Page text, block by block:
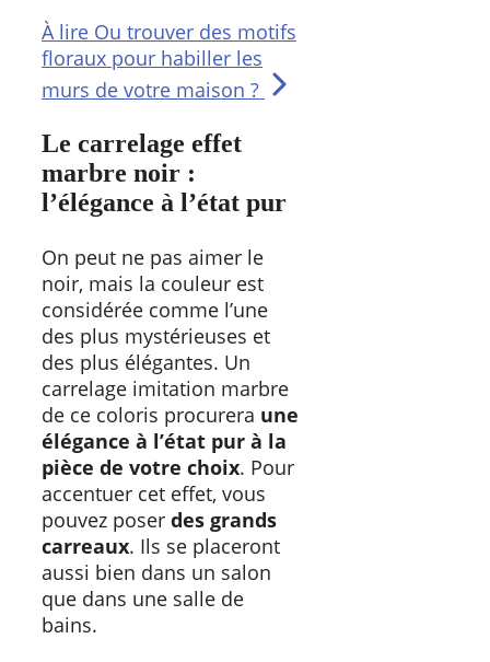
À lire Ou trouver des motifs
floraux pour habiller les
murs de votre maison ?
Le carrelage effet
marbre noir :
l’élégance à l’état pur
On peut ne pas aimer le
noir, mais la couleur est
considérée comme l’une
des plus mystérieuses et
des plus élégantes. Un
carrelage imitation marbre
de ce coloris procurera une
élégance à l’état pur à la
pièce de votre choix. Pour
accentuer cet effet, vous
pouvez poser des grands
carreaux. Ils se placeront
aussi bien dans un salon
que dans une salle de
bains.